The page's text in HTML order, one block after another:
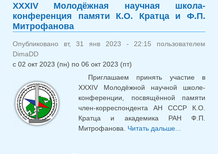
ДОКЕМБРИЯ: ПРОБЛЕМЫ И
ПУТИ РЕШЕНИЯ» 2025
XXXIV Молодёжная научная школа-
конференция памяти К.О. Кратца и Ф.П.
Митрофанова
Опубликовано вт, 31 янв 2023 - 22:15 пользователем
DimaDD
с 02 окт 2023 (пн) по 06 окт 2023 (пт)
Приглашаем принять участие в
XXXIV Молодёжной научной школе-
конференции, посвящённой памяти
член-корреспондента АН СССР К.О.
Кратца и академика РАН Ф.П.
Митрофанова. Читать дальше...